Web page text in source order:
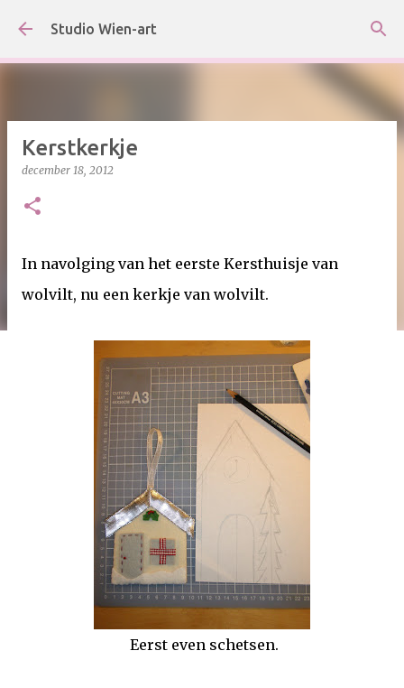
Doorgaan naar hoofdcontent
Studio Wien-art
Kerstkerkje
december 18, 2012
In navolging van het eerste Kersthuisje van
wolvilt, nu een kerkje van wolvilt.
Eerst even schetsen.